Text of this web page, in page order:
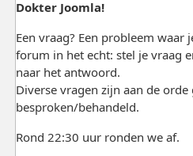
Dokter Joomla!
Een vraag? Een probleem waar
forum in het echt: stel je vraag
naar het antwoord.
Diverse vragen zijn aan de
besproken/behandeld.
Rond 22:30 uur ronden we af.